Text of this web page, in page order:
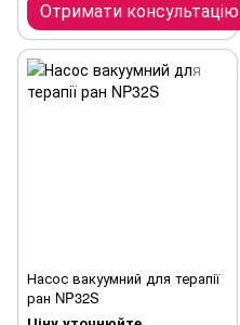
Отримати консультацію
Насос вакуумний для терапії
ран NP32S